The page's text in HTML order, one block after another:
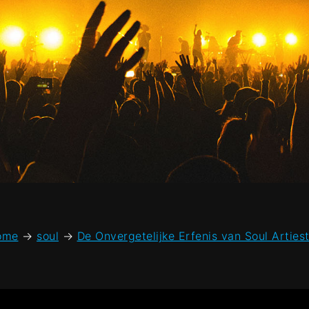
→ soul → De Onvergetelijke Erfenis van Soul